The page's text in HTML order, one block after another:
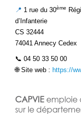
📍 1 rue du 30ème
d’Infanterie
CS 32444
74041 Annecy Cedex
📞 04 50 33 50 00
🌐Site web : https://
CAPVIEemploie
sur le